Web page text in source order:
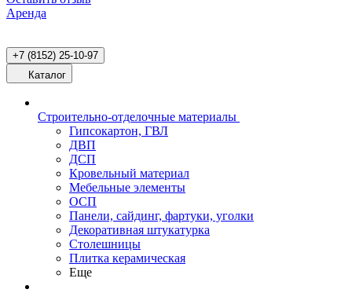
Аренда
+7 (8152) 25-10-97
Каталог
Строительно-отделочные материалы
Гипсокартон, ГВЛ
ДВП
ДСП
Кровельный материал
Мебельные элементы
ОСП
Панели, сайдинг, фартуки, уголки
Декоративная штукатурка
Столешницы
Плитка керамическая
Еще